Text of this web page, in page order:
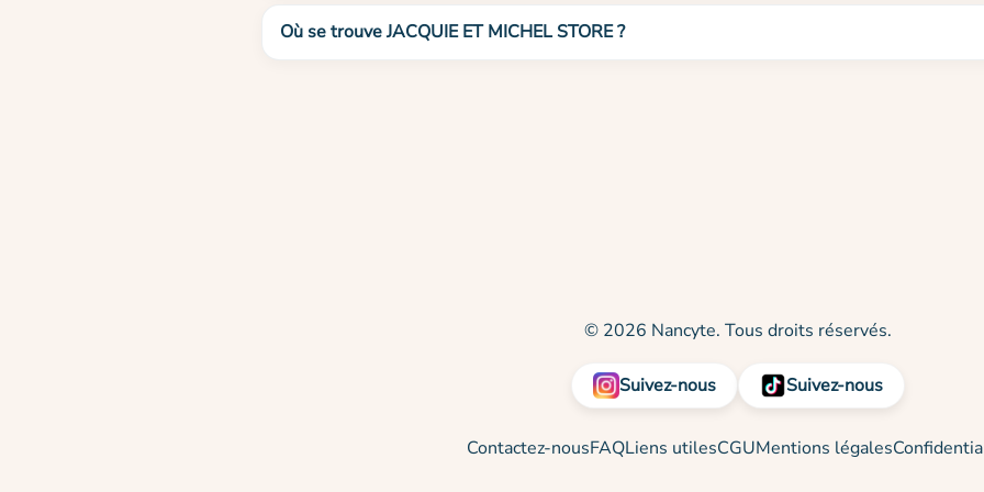
Où se trouve JACQUIE ET MICHEL STORE ?
© 2026 Nancyte. Tous droits réservés.
Suivez-nous Suivez-nous
Contactez-nousFAQLiens utilesCGUMentions légales